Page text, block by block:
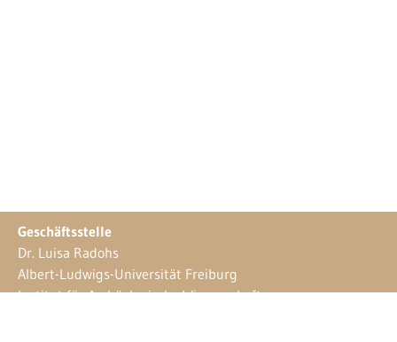
Geschäftsstelle
Dr. Luisa Radohs
Albert-Ludwigs-Universität Freiburg
Institut für Archäologische Wissenschaften